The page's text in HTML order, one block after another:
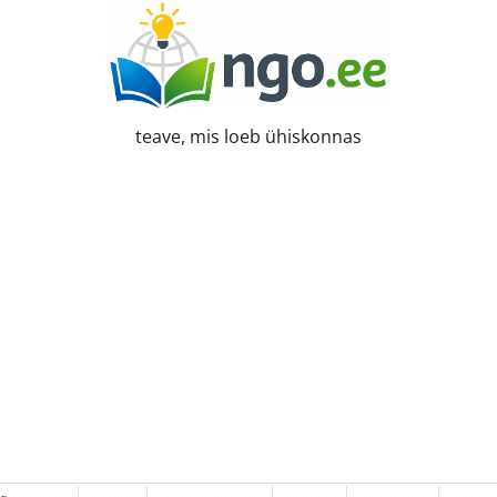
teave, mis loeb ühiskonnas